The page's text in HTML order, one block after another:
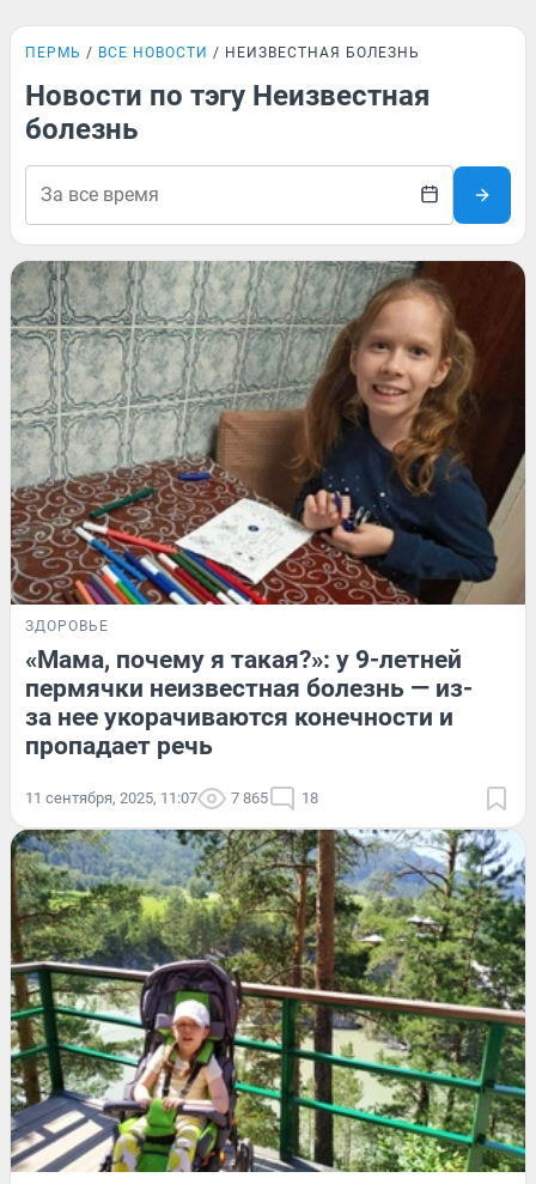
ПЕРМЬ ВСЕ НОВОСТИ НЕИЗВЕСТНАЯ БОЛЕЗНЬ
Новости по тэгу Неизвестная
болезнь
ЗДОРОВЬЕ
«Мама, почему я такая?»: у 9-летней
пермячки неизвестная болезнь — из-
за нее укорачиваются конечности и
пропадает речь
11 сентября, 2025, 11:07 7 865 18